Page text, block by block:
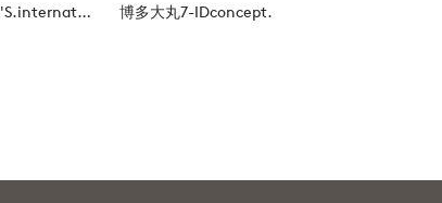
たまプラーザ東急I.T.'S.international 博多大丸7-IDconcept.